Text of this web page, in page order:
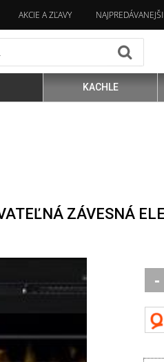
AKCIE A ZĽAVY
KACHLE
ZÁVESNÁ
-